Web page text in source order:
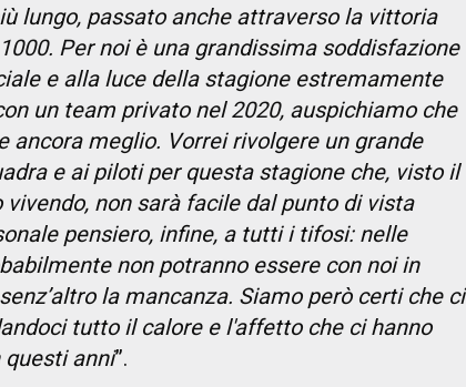
lungo, passato anche attraverso la vittoria
Per noi è una grandissima soddisfazione
e alla luce della stagione estremamente
un team privato nel 2020, auspichiamo che
ancora meglio. Vorrei rivolgere un grande
e ai piloti per questa stagione che, visto il
non sarà facile dal punto di vista
pensiero, infine, a tutti i tifosi: nelle
non potranno essere con noi in
la mancanza. Siamo però certi che ci
tutto il calore e l'affetto che ci hanno
anni”.